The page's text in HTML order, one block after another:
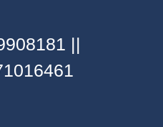
||